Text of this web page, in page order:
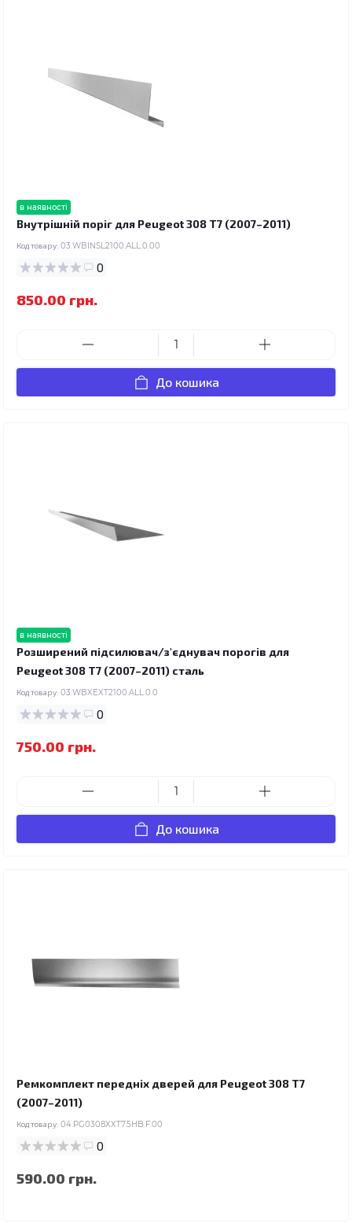
в наявності
Внутрішній поріг для Peugeot 308 T7 (2007–2011)
Код товару: 03.WBINSL2100.ALL.0.00
0
850.00 грн.
До кошика
в наявності
Розширений підсилювач/з'єднувач порогів для
Peugeot 308 T7 (2007–2011) сталь
Код товару: 03.WBXEXT2100.ALL.0.0
0
750.00 грн.
До кошика
Ремкомплект передніх дверей для Peugeot 308 T7
(2007–2011)
Код товару: 04.PG0308XXT7.5HB.F.00
0
590.00 грн.